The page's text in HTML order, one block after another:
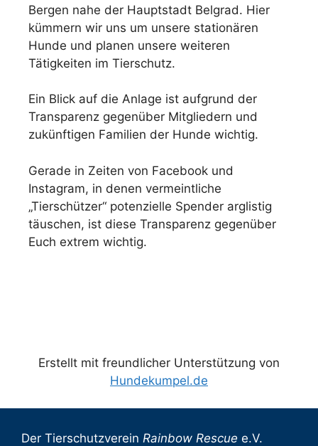
Bergen nahe der Hauptstadt Belgrad. Hier
kümmern wir uns um unsere stationären
Hunde und planen unsere weiteren
Tätigkeiten im Tierschutz.
Ein Blick auf die Anlage ist aufgrund der
Transparenz gegenüber Mitgliedern und
zukünftigen Familien der Hunde wichtig.
Gerade in Zeiten von Facebook und
Instagram, in denen vermeintliche
„Tierschützer“ potenzielle Spender arglistig
täuschen, ist diese Transparenz gegenüber
Euch extrem wichtig.
Erstellt mit freundlicher Unterstützung von
Hundekumpel.de
Der Tierschutzverein Rainbow Rescue e.V.